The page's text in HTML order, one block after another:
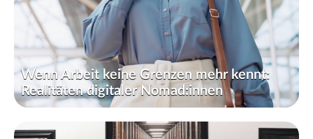
Wenn Arbeit keine Grenzen mehr kennt:
Realitäten digitaler Nomad:innen